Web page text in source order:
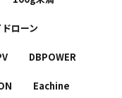
ローン
DBPOWER
Eachine